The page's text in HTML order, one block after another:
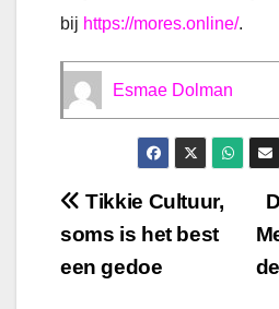
bij https://mores.online/.
Esmae Dolman
Bericht
navigatie
Tikkie Cultuur,
soms is het best
een gedoe